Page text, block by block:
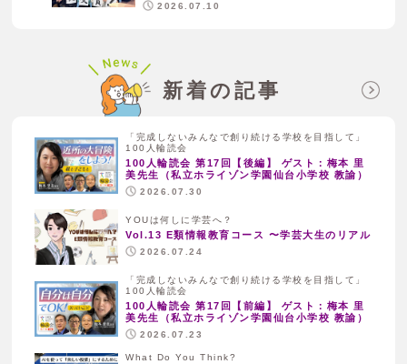
2026.07.10
新着の記事
「完成しないみんなで創り続ける学校を目指して」
100人輪読会
100人輪読会 第17回【後編】 ゲスト：梅本 里
美先生（私立ホライゾン学園仙台小学校 教諭）
2026.07.30
YOUは何しに学芸へ？
Vol.13 E類情報教育コース 〜学芸大生のリアル
2026.07.24
「完成しないみんなで創り続ける学校を目指して」
100人輪読会
100人輪読会 第17回【前編】 ゲスト：梅本 里
美先生（私立ホライゾン学園仙台小学校 教諭）
2026.07.23
What Do You Think?